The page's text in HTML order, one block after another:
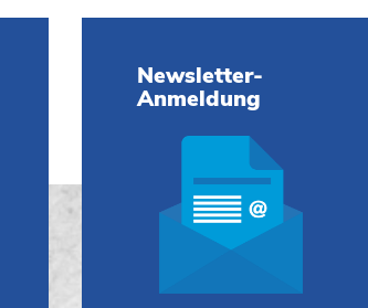
Newsletter-
Anmeldung